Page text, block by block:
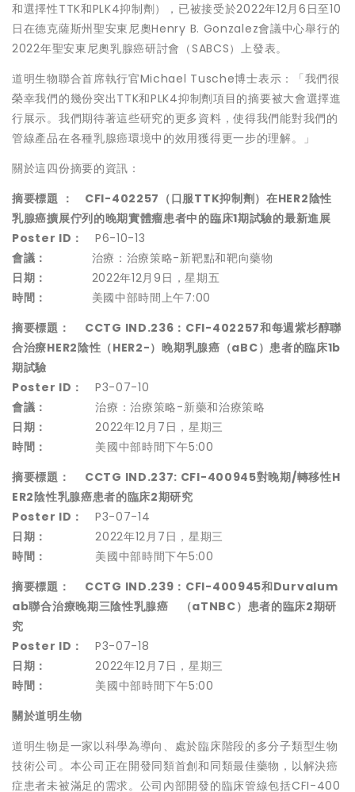
和選擇性TTK和PLK4抑制劑），已被接受於2022年12月6日至10
日在德克薩斯州聖安東尼奧Henry B. Gonzalez會議中心舉行的
2022年聖安東尼奧乳腺癌研討會（SABCS）上發表。
道明生物聯合首席執行官Michael Tusche博士表示：
「我們很
榮幸我們的幾份突出TTK和PLK4抑制劑項目的摘要被大會選擇進
行展示。我們期待著這些研究的更多資料，使得我們能對我們的
管線產品在各種乳腺癌環境中的效用獲得更一步的理解。 」
關於這四份摘要的資訊：
摘要標題 ：
CFI-402257（口服TTK抑制劑）在HER2陰性
乳腺癌擴展佇列的晚期實體瘤患者中的臨床1期試驗的最新進展
Poster ID： P6-10-13
會議：
治療：治療策略-新靶點和靶向藥物
日期：
2022年12月9日，星期五
時間：
美國中部時間上午7:00
摘要標題：
CCTG IND.236：CFI-402257和每週紫杉醇聯
合治療HER2陰性（HER2-）晚期乳腺癌（aBC）患者的臨床1b
期試驗
Poster ID： P3-07-10
會議：
治療：治療策略-新藥和治療策略
日期：
2022年12月7日，星期三
時間：
美國中部時間下午5:00
摘要標題：
CCTG IND.237: CFI-400945對晚期/轉移性H
ER2陰性乳腺癌患者的臨床2期研究
Poster ID： P3-07-14
日期：
2022年12月7日，星期三
時間：
美國中部時間下午5:00
摘要標題：
CCTG IND.239：CFI-400945和Durvalum
ab聯合治療晚期三陰性乳腺癌 （aTNBC）患者的臨床2期研
究
Poster ID： P3-07-18
日期：
2022年12月7日，星期三
時間：
美國中部時間下午5:00
關於道明生物
道明生物是一家以科學為導向、處於臨床階段的多分子類型生物
技術公司。本公司正在開發同類首創和同類最佳藥物，以解決癌
症患者未被滿足的需求。公司內部開發的臨床管線包括CFI-400